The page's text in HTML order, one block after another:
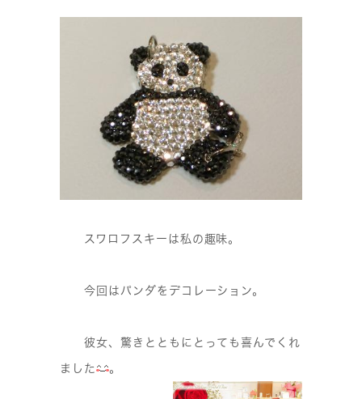
スワロフスキーは私の趣味。
今回はパンダをデコレーション。
彼女、驚きとともにとっても喜んでくれ
ました 。